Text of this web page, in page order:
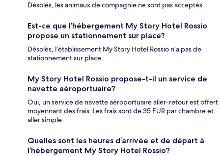
Désolés, les animaux de compagnie ne sont pas acceptés.
Est-ce que l’hébergement My Story Hotel Rossio
propose un stationnement sur place?
Désolés, l’établissement My Story Hotel Rossio n’a pas de
stationnement sur place.
My Story Hotel Rossio propose-t-il un service de
navette aéroportuaire?
Oui, un service de navette aéroportuaire aller-retour est offert
moyennant des frais. Les frais sont de 35 EUR par chambre et
aller simple.
Quelles sont les heures d’arrivée et de départ à
l’hébergement My Story Hotel Rossio?